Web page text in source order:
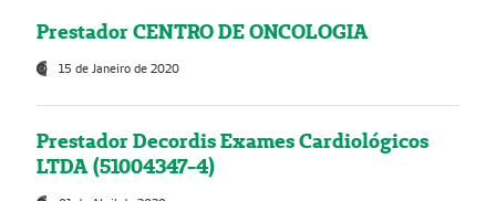
Prestador CENTRO DE ONCOLOGIA
15 de Janeiro de 2020
Prestador Decordis Exames Cardiológicos
LTDA (51004347-4)